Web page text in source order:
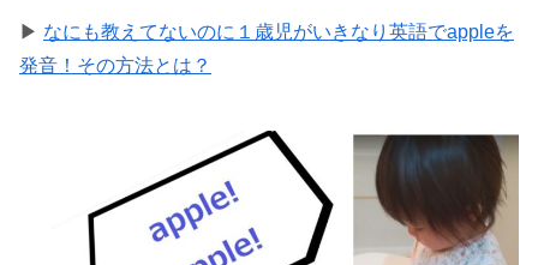
▶ なにも教えてないのに１歳児がいきなり英語でappleを
発音！その方法とは？